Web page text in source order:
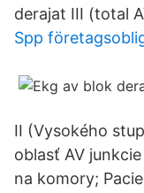
derajat III (total
Spp
II (Vysokého
oblasť AV
na komory;